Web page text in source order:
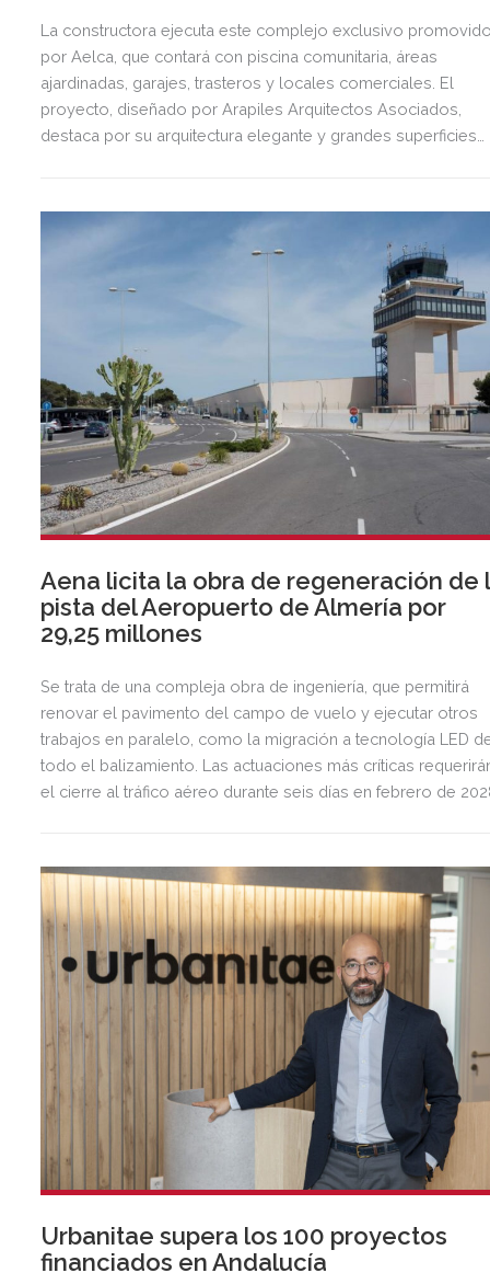
La constructora ejecuta este complejo exclusivo
por Aelca, que contará con piscina comunitaria, áreas
ajardinadas, garajes, trasteros y locales comerciales. El
proyecto, diseñado por Arapiles Arquitectos Asociados,
destaca por su arquitectura elegante y grandes superficies
Aena licita la obra de regeneración de
pista del Aeropuerto de Almería por
29,25 millones
Se trata de una compleja obra de ingeniería, que permitirá
renovar el pavimento del campo de vuelo y ejecutar otros
trabajos en paralelo, como la migración a tecnología LED
todo el balizamiento. Las actuaciones más críticas
el cierre al tráfico aéreo durante seis días en febrero de
Urbanitae supera los 100 proyectos
financiados en Andalucía